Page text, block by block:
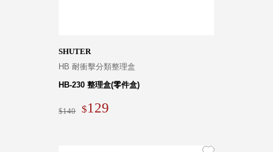
SHUTER
HB 耐衝擊分類整理盒
HB-230 整理盒(零件盒)
140 129